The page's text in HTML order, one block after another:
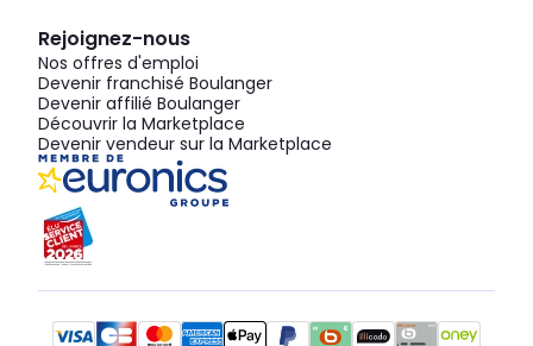
Rejoignez-nous
Nos offres d'emploi
Devenir franchisé Boulanger
Devenir affilié Boulanger
Découvrir la Marketplace
Devenir vendeur sur la Marketplace